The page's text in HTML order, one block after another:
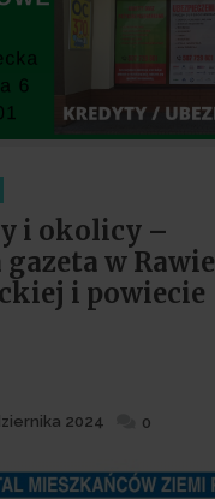
i okolicy –
w Rawie
i powiecie
Dodane
2024 0